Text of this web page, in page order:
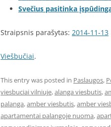
Svečius pasitinka
Straipsnis parašytas: 2014-11-13
Viešbučiai.
This entry was posted in Paslaugos,
viesbuciai vilniuje,alanga viesbutis,
palanga,amber viesbutis,amber
apartamentai palangoje nuoma,